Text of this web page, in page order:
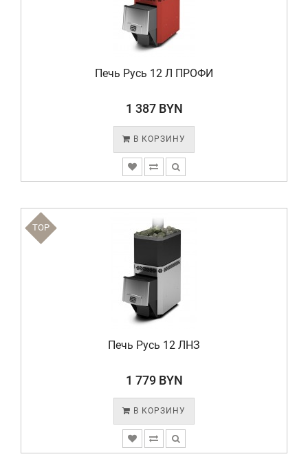
Печь Русь 12 Л ПРОФИ
1 387 BYN
В КОРЗИНУ
TOP
Печь Русь 12 ЛНЗ
1 779 BYN
В КОРЗИНУ